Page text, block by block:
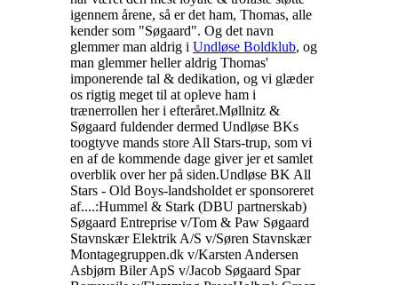
igennem årene, så er det ham, Thomas, alle
kender som "Søgaard". Og det navn
glemmer man aldrig i Undløse Boldklub, og
man glemmer heller aldrig Thomas'
imponerende tal & dedikation, og vi glæder
os rigtig meget til at opleve ham i
trænerrollen her i efteråret.Møllnitz &
Søgaard fuldender dermed Undløse BKs
toogtyve mands store All Stars-trup, som vi
en af de kommende dage giver jer et samlet
overblik over her på siden.Undløse BK All
Stars - Old Boys-landsholdet er sponsoreret
af....:Hummel & Stark (DBU partnerskab)
Søgaard Entreprise v/Tom & Paw Søgaard
Stavnskær Elektrik A/S v/Søren Stavnskær
Montagegruppen.dk v/Karsten Andersen
Asbjørn Biler ApS v/Jacob Søgaard Spar